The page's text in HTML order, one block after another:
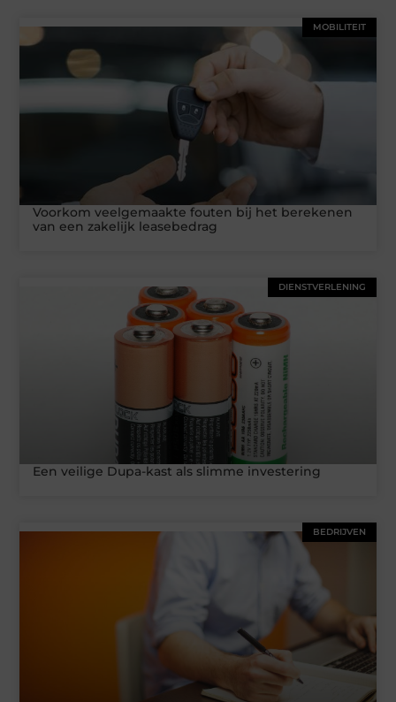
MOBILITEIT
Voorkom veelgemaakte fouten bij het berekenen
van een zakelijk leasebedrag
DIENSTVERLENING
Een veilige Dupa-kast als slimme investering
BEDRIJVEN